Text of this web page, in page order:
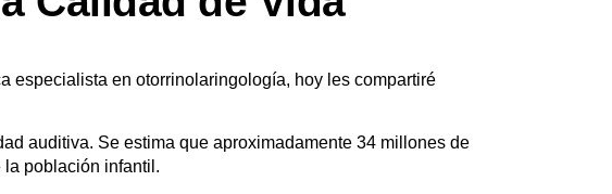
especialista en otorrinolaringología, hoy les compartiré
auditiva. Se estima que aproximadamente 34 millones de
la población infantil.